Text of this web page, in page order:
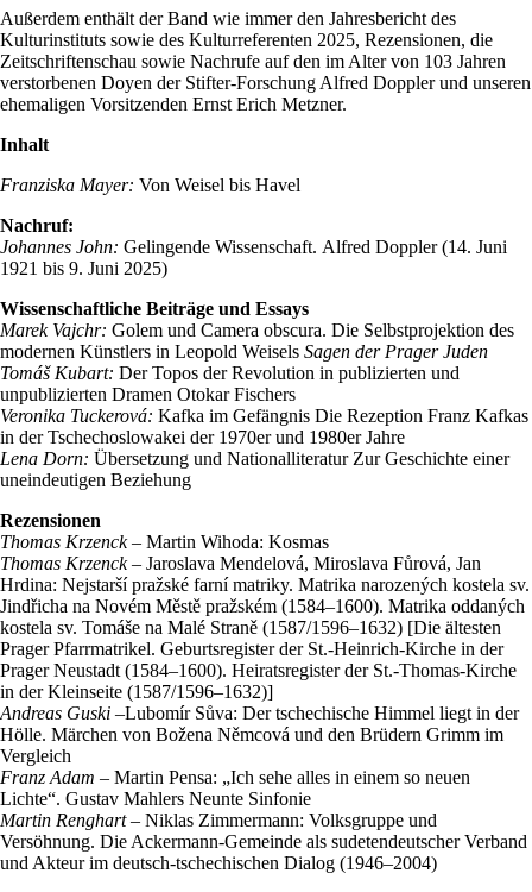
Außerdem enthält der Band wie immer den Jahresbericht des
Kulturinstituts sowie des Kulturreferenten 2025, Rezensionen, die
Zeitschriftenschau sowie Nachrufe auf den im Alter von 103 Jahren
verstorbenen Doyen der Stifter-Forschung Alfred Doppler und unseren
ehemaligen Vorsitzenden Ernst Erich Metzner.
Inhalt
Franziska Mayer: Von Weisel bis Havel
Nachruf:
Johannes John: Gelingende Wissenschaft. Alfred Doppler (14. Juni
1921 bis 9. Juni 2025)
Wissenschaftliche Beiträge und Essays
Marek Vajchr: Golem und Camera obscura. Die Selbstprojektion des
modernen Künstlers in Leopold Weisels Sagen der Prager Juden
Tomáš Kubart: Der Topos der Revolution in publizierten und
unpublizierten Dramen Otokar Fischers
Veronika Tuckerová: Kafka im Gefängnis Die Rezeption Franz Kafkas
in der Tschechoslowakei der 1970er und 1980er Jahre
Lena Dorn: Übersetzung und Nationalliteratur Zur Geschichte einer
uneindeutigen Beziehung
Rezensionen
Thomas Krzenck– Martin Wihoda: Kosmas
Thomas Krzenck– Jaroslava Mendelová, Miroslava Fůrová, Jan
Hrdina: Nejstarší pražské farní matriky. Matrika narozených kostela sv.
Jindřicha na Novém Městě pražském (1584–1600). Matrika oddaných
kostela sv. Tomáše na Malé Straně (1587/1596–1632) [Die ältesten
Prager Pfarrmatrikel. Geburtsregister der St.-Heinrich-Kirche in der
Prager Neustadt (1584–1600). Heiratsregister der St.-Thomas-Kirche
in der Kleinseite (1587/1596–1632)]
Andreas Guski –Lubomír Sůva: Der tschechische Himmel liegt in der
Hölle. Märchen von Božena Němcová und den Brüdern Grimm im
Vergleich
Franz Adam – Martin Pensa: „Ich sehe alles in einem so neuen
Lichte“. Gustav Mahlers Neunte Sinfonie
Martin Renghart– Niklas Zimmermann: Volksgruppe und
Versöhnung. Die Ackermann-Gemeinde als sudetendeutscher Verband
und Akteur im deutsch-tschechischen Dialog (1946–2004)